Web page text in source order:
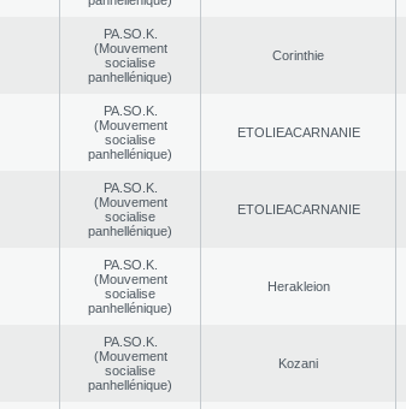
PA.SO.K.
(Mouvement
socialise
panhellénique)
Corinthie
PA.SO.K.
(Mouvement
socialise
panhellénique)
EΤOLIEACARNANIE
PA.SO.K.
(Mouvement
socialise
panhellénique)
EΤOLIEACARNANIE
PA.SO.K.
(Mouvement
socialise
panhellénique)
Herakleion
PA.SO.K.
(Mouvement
socialise
panhellénique)
Kozani